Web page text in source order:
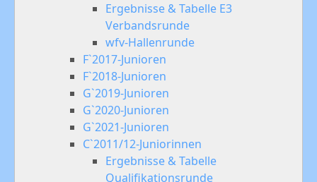
Ergebnisse & Tabelle E3
Verbandsrunde
wfv-Hallenrunde
F`2017-Junioren
F`2018-Junioren
G`2019-Junioren
G`2020-Junioren
G`2021-Junioren
C`2011/12-Juniorinnen
Ergebnisse & Tabelle
Qualifikationsrunde